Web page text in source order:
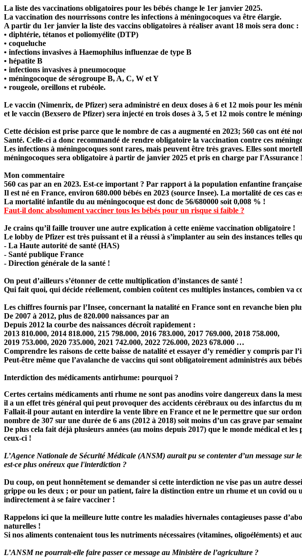
La liste des vaccinations obligatoires pour les bébés change le 1er janvier 2025.
La vaccination des nourrissons contre les infections à méningocoques va être élargie.
A partir du 1er janvier la liste des vaccins obligatoires à réaliser avant 18 mois sera donc :
• diphtérie, tétanos et poliomyélite (DTP)
• coqueluche
• infections invasives à Haemophilus influenzae de type B
• hépatite B
• infections invasives à pneumocoque
• méningocoque de sérogroupe B, A, C, W et Y
• rougeole, oreillons et rubéole.
Le vaccin (Nimenrix, de Pfizer) sera administré en deux doses à 6 et 12 mois pour les
et le vaccin (Bexsero de Pfizer) sera injecté en trois doses à 3, 5 et 12 mois contre le
Cette décision est prise parce que le nombre de cas a augmenté en 2023; 560 cas ont été
Santé. Celle-ci a donc recommandé de rendre obligatoire la vaccination contre ces
Les infections à méningocoques sont rares, mais peuvent être très graves. Elles sont
méningocoques sera obligatoire à partir de janvier 2025 et pris en charge par
Mon commentaire
560 cas par an en 2023. Est-ce important ? Par rapport à la population enfantine
Il est né en France, environ 680.000 bébés en 2023 (source Insee). La mortalité de ces cas
La mortalité infantile du au méningocoque est donc de 56/680000 soit 0,008 % !
Faut-il donc absolument vacciner tous les bébés pour un risque si faible ?
Je crains qu’il faille trouver une autre explication à cette enième vaccination obligatoire !
Le lobby de Pfizer est très puissant et il a réussi à s’implanter au sein des instances telles
- La Haute autorité de santé (HAS)
- Santé publique France
- Direction générale de la santé !
On peut d’ailleurs s’étonner de cette multiplication d’instances de santé !
Qui fait quoi, qui décide réellement, combien coûtent ces multiples instances, combien va
Les chiffres fournis par l’Insee, concernant la natalité en France sont en revanche bien
De 2007 à 2012, plus de 820.000 naissances par an
Depuis 2012 la courbe des naissances décroît rapidement :
2013 810.000, 2014 818.000, 215 798.000, 2016 783.000, 2017 769.000, 2018 758.000,
2019 753.000, 2020 735.000, 2021 742.000, 2022 726.000, 2023 678.000 …
Comprendre les raisons de cette baisse de natalité et essayer d’y remédier y compris par
Peut-être même que l’avalanche de vaccins qui sont obligatoirement administrés aux
Interdiction des médicaments antirhume: pourquoi ?
Certes certains médicaments anti rhume ne sont pas anodins voire dangereux dans la
il a un effet très général qui peut provoquer des accidents cérébraux ou des infarctus du
Fallait-il pour autant en interdire la vente libre en France et ne le permettre que sur
nombre de 307 sur une durée de 6 ans (2012 à 2018) soit moins d’un cas grave par
De plus cela fait déjà plusieurs années (au moins depuis 2017) que le monde médical et
ceux-ci !
L’Agence Nationale de Sécurité Médicale (ANSM) aurait pu se contenter d’un message
est-ce plus onéreux que l'interdiction ?
Du coup, on peut honnêtement se demander si cette interdiction ne vise pas un autre
grippe ou les deux ; or pour un patient, faire la distinction entre un rhume et un covid ou
indirectement à se faire vacciner !
Rappelons ici que la meilleure lutte contre les maladies hivernales contagieuses passe
naturelles !
Si nos aliments contenaient tous les nutriments nécessaires (vitamines, oligoéléments) et
L’ANSM ne pourrait-elle faire passer ce message au Ministère de l’agriculture ?